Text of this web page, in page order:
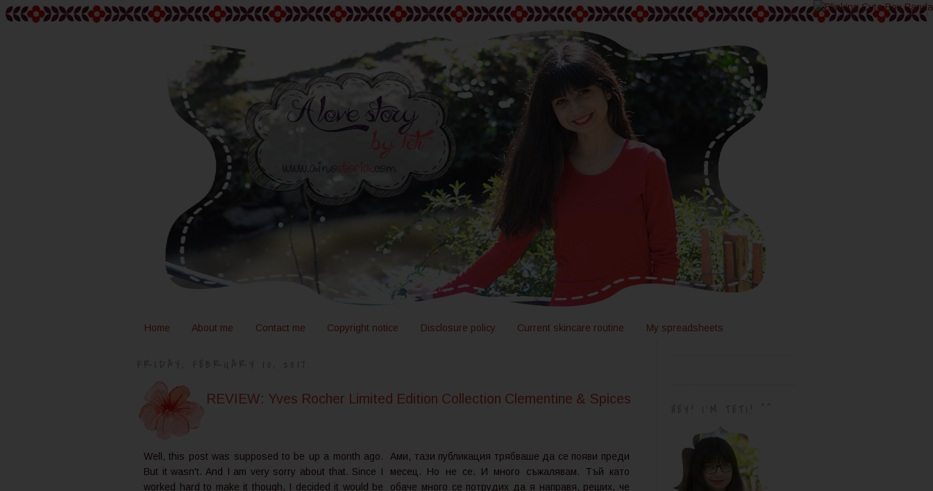
Home About me Contact me Copyright notice Disclosure policy Current skincare routine My spreadsheets
REVIEW: Yves Rocher Limited Edition Collection Clementine & Spices
Well, this post was supposed to be up a month ago.
But it wasn't. And I am very sorry about that. Since I
worked hard to make it though, I decided it would be
Ами, тази публикация трябваше да се появи преди
месец. Но не се. И много съжалявам. Тъй като
обаче много се потрудих да я направя, реших, че